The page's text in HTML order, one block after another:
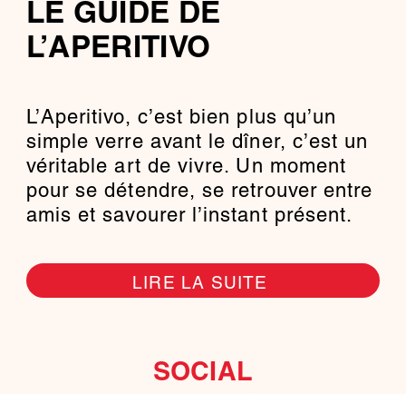
LE GUIDE DE
L’APERITIVO
L’Aperitivo, c’est bien plus qu’un
simple verre avant le dîner, c’est un
véritable art de vivre. Un moment
pour se détendre, se retrouver entre
amis et savourer l’instant présent.
LIRE LA SUITE
SOCIAL